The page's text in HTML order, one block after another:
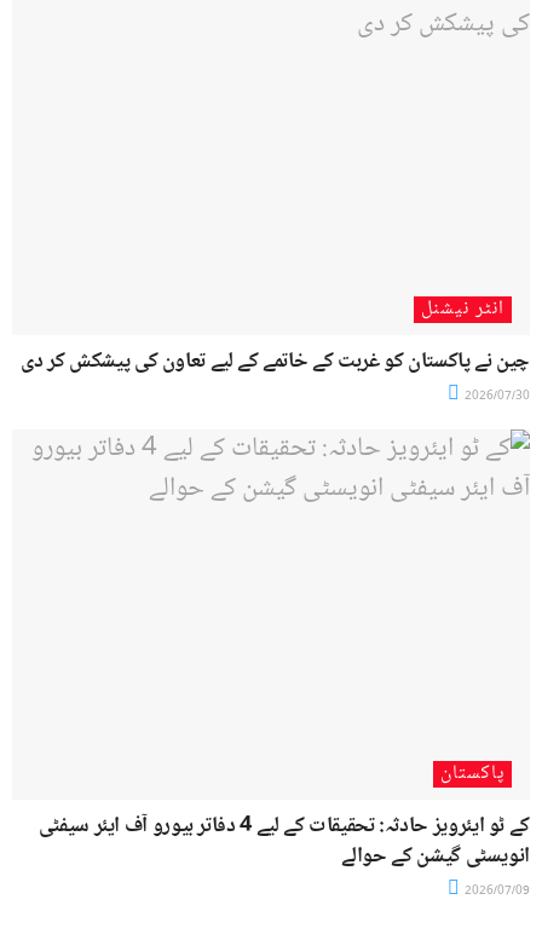
انٹر نیشنل
چین نے پاکستان کو غربت کے خاتمے کے لیے تعاون کی پیشکش کر دی
2026/07/30
پاکستان
کے ٹو ایئرویز حادثہ: تحقیقات کے لیے 4 دفاتر بیورو آف ایئر سیفٹی
انویسٹی گیشن کے حوالے
2026/07/09